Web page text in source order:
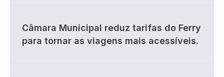
Câmara Municipal reduz tarifas do Ferry
para tornar as viagens mais acessíveis.